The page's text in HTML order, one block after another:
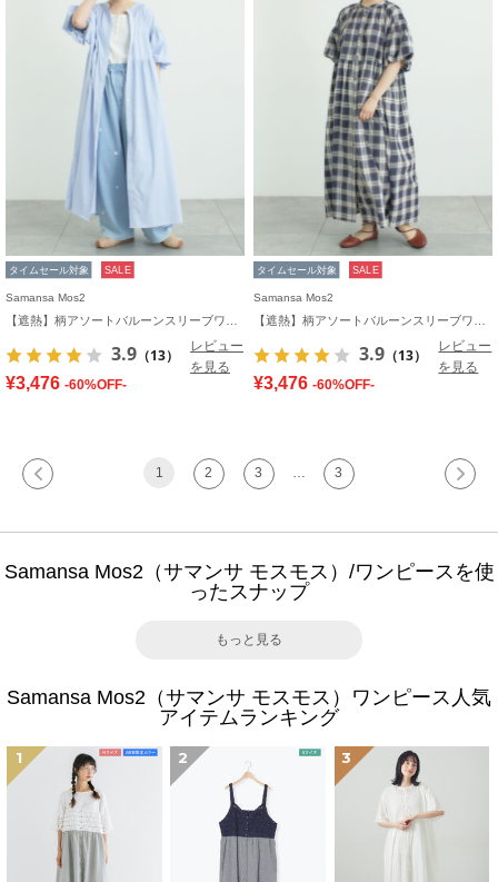
タイムセール対象 SALE
Samansa Mos2
3.9 （13）
レビュー
を見る
¥3,476 -60%OFF-
タイムセール対象 SALE
Samansa Mos2
3.9 （13）
レビュー
を見る
¥3,476 -60%OFF-
1 2 3 3
Samansa Mos2（サマンサ モスモス）/ワンピースを使
ったスナップ
もっと見る
Samansa Mos2（サマンサ モスモス）ワンピース人気
アイテムランキング
1 2 3